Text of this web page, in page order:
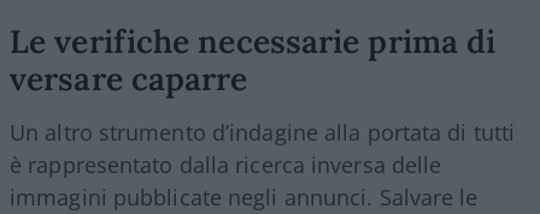
Le verifiche necessarie prima di
versare caparre
Un altro strumento d’indagine alla portata di tutti
è rappresentato dalla ricerca inversa delle
immagini pubblicate negli annunci. Salvare le